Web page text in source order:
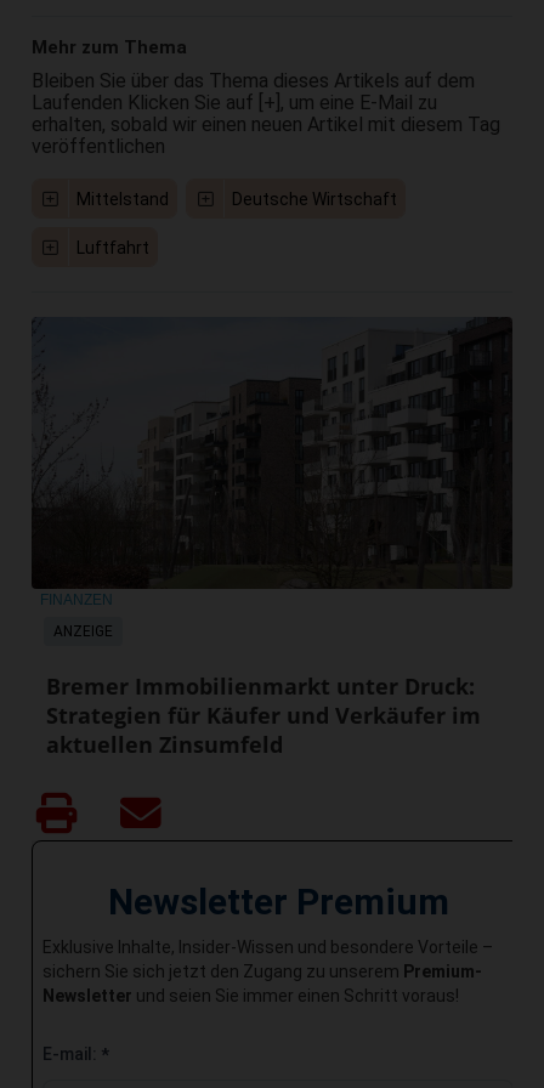
Mehr zum Thema
Bleiben Sie über das Thema dieses Artikels auf dem
Laufenden Klicken Sie auf [+], um eine E-Mail zu
erhalten, sobald wir einen neuen Artikel mit diesem Tag
veröffentlichen
Mittelstand Deutsche Wirtschaft
Luftfahrt
ANZEIGE
FINANZEN
Bremer Immobilienmarkt unter Druck:
Strategien für Käufer und Verkäufer im
aktuellen Zinsumfeld
Newsletter Premium
Exklusive Inhalte, Insider-Wissen und besondere Vorteile –
sichern Sie sich jetzt den Zugang zu unserem Premium-
Newsletter und seien Sie immer einen Schritt voraus!
E-mail: *